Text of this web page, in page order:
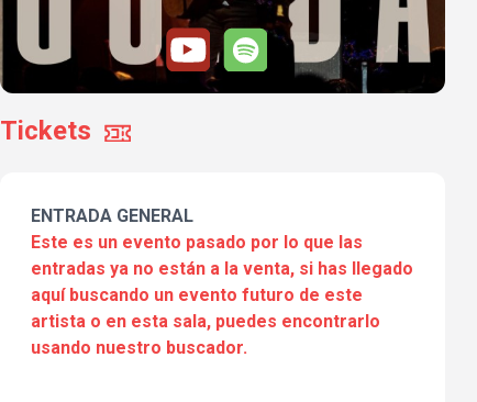
Tickets
ENTRADA GENERAL
Este es un evento pasado por lo que las
entradas ya no están a la venta, si has llegado
aquí buscando un evento futuro de este
artista o en esta sala, puedes encontrarlo
usando nuestro buscador.